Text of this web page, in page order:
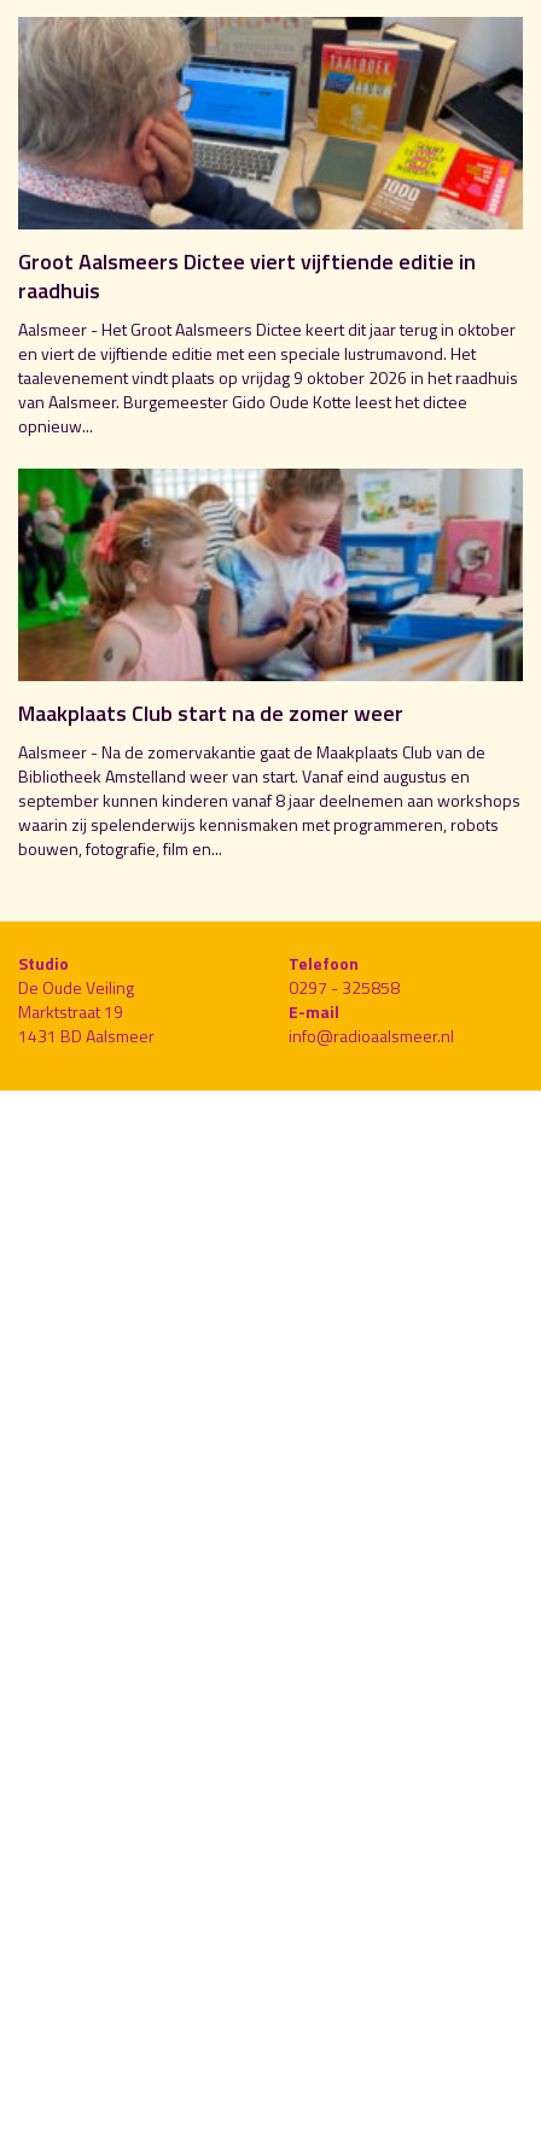
Groot Aalsmeers Dictee viert vijftiende editie in
raadhuis
Aalsmeer - Het Groot Aalsmeers Dictee keert dit jaar terug in oktober
en viert de vijftiende editie met een speciale lustrumavond. Het
taalevenement vindt plaats op vrijdag 9 oktober 2026 in het raadhuis
van Aalsmeer. Burgemeester Gido Oude Kotte leest het dictee
opnieuw...
Maakplaats Club start na de zomer weer
Aalsmeer - Na de zomervakantie gaat de Maakplaats Club van de
Bibliotheek Amstelland weer van start. Vanaf eind augustus en
september kunnen kinderen vanaf 8 jaar deelnemen aan workshops
waarin zij spelenderwijs kennismaken met programmeren, robots
bouwen, fotografie, film en...
Studio
De Oude Veiling
Marktstraat 19
1431 BD Aalsmeer
Telefoon
0297 - 325858
E-mail
info@radioaalsmeer.nl